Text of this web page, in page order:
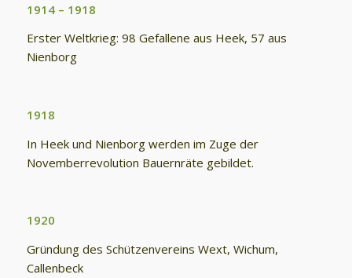
1914 – 1918
Erster Weltkrieg: 98 Gefallene aus Heek, 57 aus
Nienborg
1918
In Heek und Nienborg werden im Zuge der
Novemberrevolution Bauernräte gebildet.
1920
Gründung des Schützenvereins Wext, Wichum,
Callenbeck